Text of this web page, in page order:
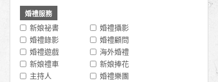
婚禮服務
新娘祕書
婚禮攝影
婚禮錄影
婚禮顧問
婚禮遊戲
海外婚禮
新娘禮車
新娘捧花
主持人
婚禮樂團